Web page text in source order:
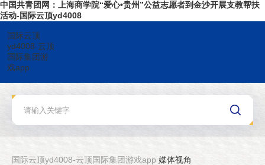
中国共青团网：上海商学院“爱心•贵州”公益志愿者到金沙开展支教帮扶
活动-国际云顶yd4008
国际云顶
yd4008-云顶
国际集团游
戏app
国际云顶yd4008-云顶国际集团游戏app 媒体视角